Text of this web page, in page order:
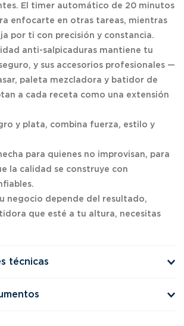
El timer automático de 20 minutos
enfocarte en otras tareas, mientras
por ti con precisión y constancia.
anti-salpicaduras mantiene tu
y sus accesorios profesionales —
paleta mezcladora y batidor de
a cada receta como una extensión
y plata, combina fuerza, estilo y
para quienes no improvisan, para
la calidad se construye con
negocio depende del resultado,
que esté a tu altura, necesitas
técnicas